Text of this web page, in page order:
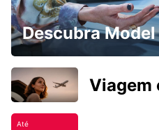
Descubra
Viagem
Até